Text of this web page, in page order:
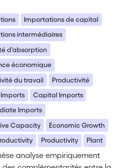
Importations de capital
intermédiaires
d'absorption
économique
du travail
Productivité
Imports
Capital Imports
Imports
Capacity
Economic Growth
Productivity Plant
analyse empiriquement